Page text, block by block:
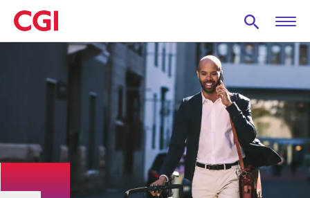
Skip
to
main